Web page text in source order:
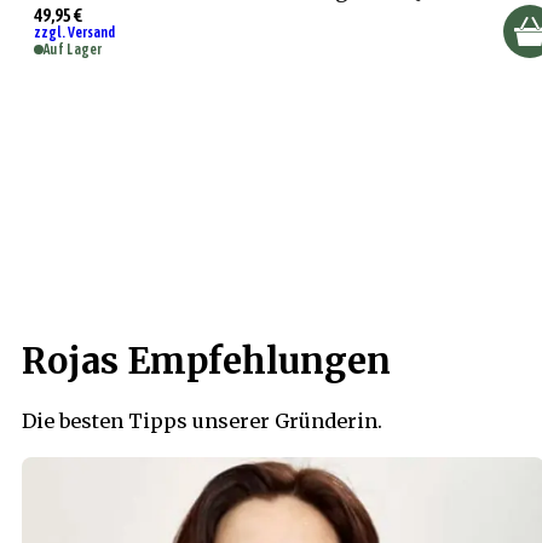
49,95 €
zzgl. Versand
Auf Lager
Rojas Empfehlungen
Die besten Tipps unserer Gründerin.